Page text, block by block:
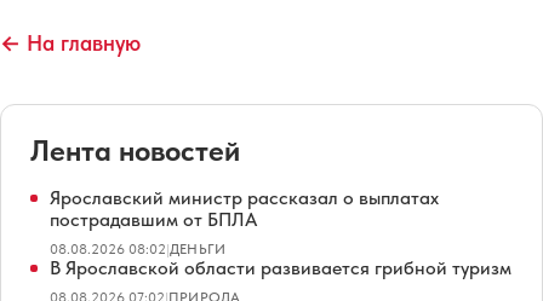
← На главную
Лента новостей
Ярославский министр рассказал о выплатах
пострадавшим от БПЛА
08.08.2026 08:02|ДЕНЬГИ
В Ярославской области развивается грибной туризм
08.08.2026 07:02|ПРИРОДА